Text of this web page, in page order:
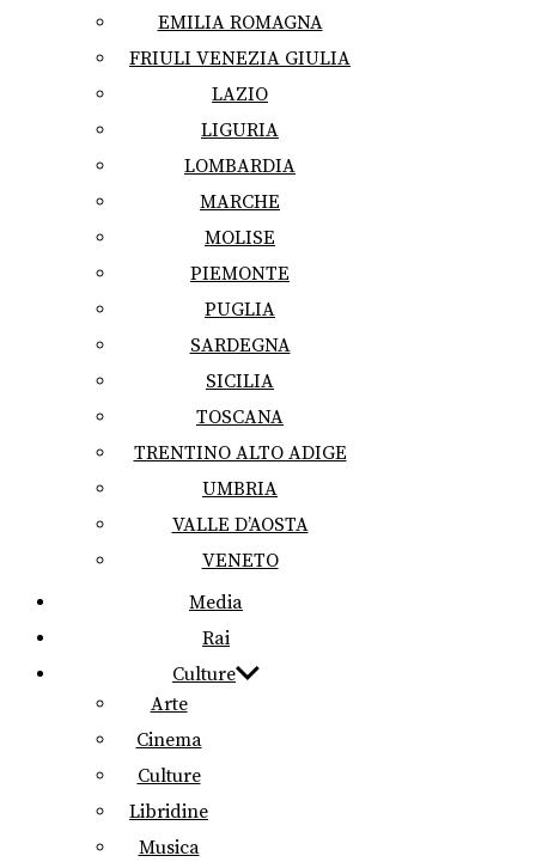
EMILIA ROMAGNA
FRIULI VENEZIA GIULIA
LAZIO
LIGURIA
LOMBARDIA
MARCHE
MOLISE
PIEMONTE
PUGLIA
SARDEGNA
SICILIA
TOSCANA
TRENTINO ALTO ADIGE
UMBRIA
VALLE D’AOSTA
VENETO
Media
Rai
Culture
Arte
Cinema
Culture
Libridine
Musica